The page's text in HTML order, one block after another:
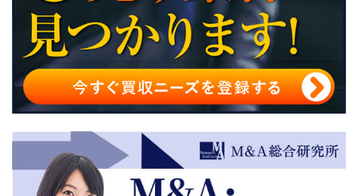
プライベート・エクイティ・ファンド（PEファンド）の
支援を受けるメリット
プライベート・エクイティ・ファンド（PEファンド）の
支援を受けるデメリット
プライベート・エクイティ・ファンド（PEファンド）の
まとめ